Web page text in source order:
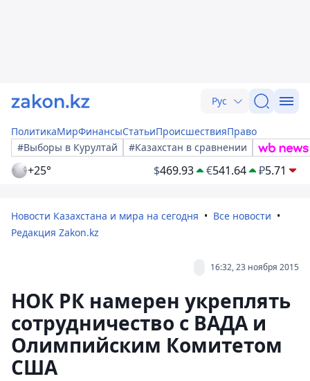
Рус
ПолитикаМирФинансыСтатьиПроисшествияПраво
#Выборы в Курултай
#Казахстан в сравнении
+25° $469.93 €541.64 ₽5.71
Новости Казахстана и мира на сегодня
Все новости
Редакция Zakon.kz
16:32, 23 ноября 2015
НОК РК намерен укреплять
сотрудничество с ВАДА и
Олимпийским Комитетом
США